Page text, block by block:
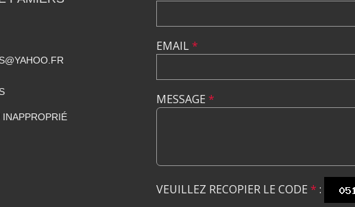
EMAIL*
MESSAGE *
VEUILLEZ RECOPIER LE CODE * :